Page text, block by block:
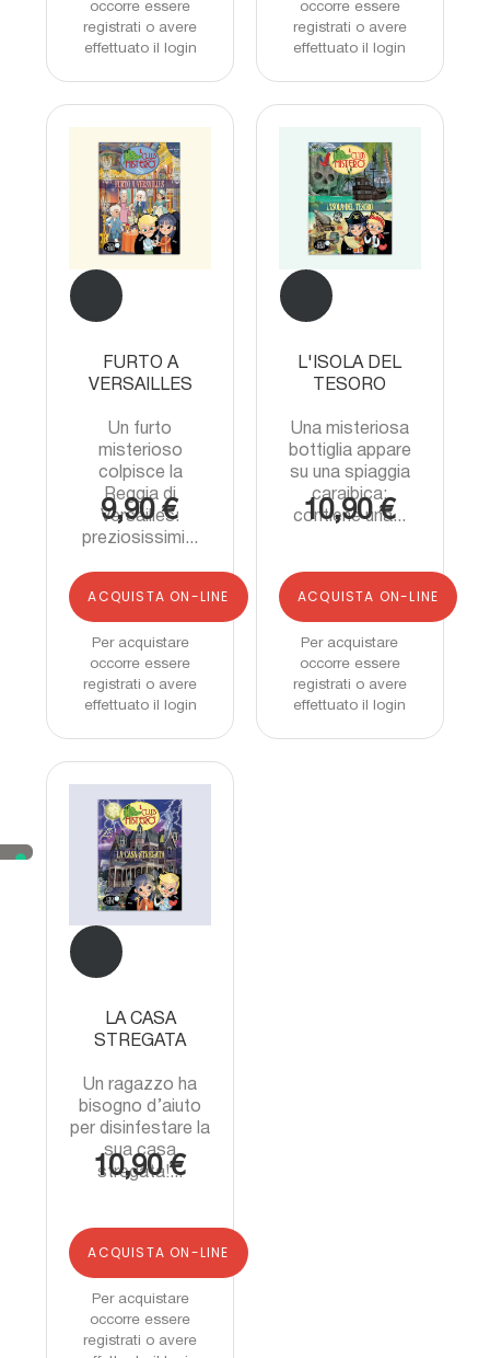
occorre essere
registrati o avere
effettuato il login
occorre essere
registrati o avere
effettuato il login
FURTO A
VERSAILLES
Un furto
misterioso
colpisce la
Reggia di
Versailles:
preziosissimi...
9,90 €
ACQUISTA ON-LINE
Per acquistare
occorre essere
registrati o avere
effettuato il login
L'ISOLA DEL
TESORO
Una misteriosa
bottiglia appare
su una spiaggia
caraibica:
contiene una...
10,90 €
ACQUISTA ON-LINE
Per acquistare
occorre essere
registrati o avere
effettuato il login
LA CASA
STREGATA
Un ragazzo ha
bisogno d’aiuto
per disinfestare la
sua casa
stregata!...
10,90 €
ACQUISTA ON-LINE
Per acquistare
occorre essere
registrati o avere